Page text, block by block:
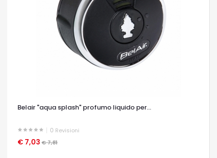
Belair "aqua splash" profumo liquido per...
0 Revisioni
€ 7,03 € 7,81
OCCHIATA VELOCE